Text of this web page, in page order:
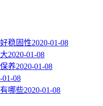
稳固性2020-01-08
2020-01-08
养2020-01-08
01-08
哪些2020-01-08